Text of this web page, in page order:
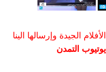
الجيدة وإرسالها الينا
التمدن